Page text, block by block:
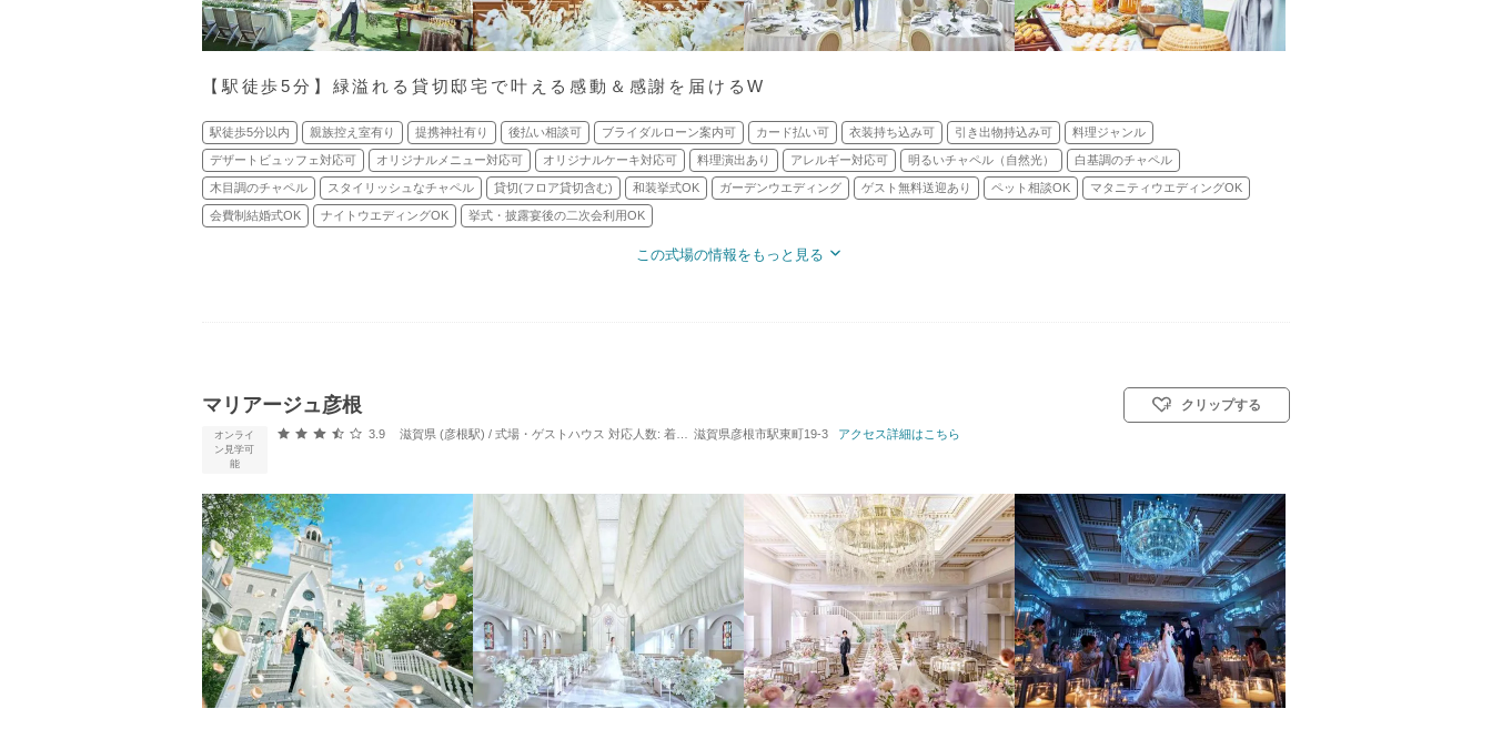
【駅徒歩5分】緑溢れる貸切邸宅で叶える感動＆感謝を届けるW
駅徒歩5分以内 親族控え室有り 提携神社有り 後払い相談可 ブライダルローン案内可 カード払い可 衣装持ち込み可 引き出物持込み可 料理ジャンル
デザートビュッフェ対応可 オリジナルメニュー対応可 オリジナルケーキ対応可 料理演出あり アレルギー対応可 明るいチャペル（自然光） 白基調のチャペル
木目調のチャペル スタイリッシュなチャペル 貸切(フロア貸切含む) 和装挙式OK ガーデンウエディング ゲスト無料送迎あり ペット相談OK マタニティウエディングOK
会費制結婚式OK ナイトウエディングOK 挙式・披露宴後の二次会利用OK
この式場の情報をもっと見る
マリアージュ彦根
オンライ
ン見学可
能
口コミ評価
3.9 滋賀県 (彦根駅) / 式場・ゲストハウス 対応人数: 着席：6名 ～ 150名 挙式スタイル: 教会式(キリスト教式)／神前式／人前式／和装人前式
滋賀県彦根市駅東町19-3 アクセス詳細はこちら
クリップする